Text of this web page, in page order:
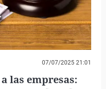
07/07/2025 21:01
las empresas: